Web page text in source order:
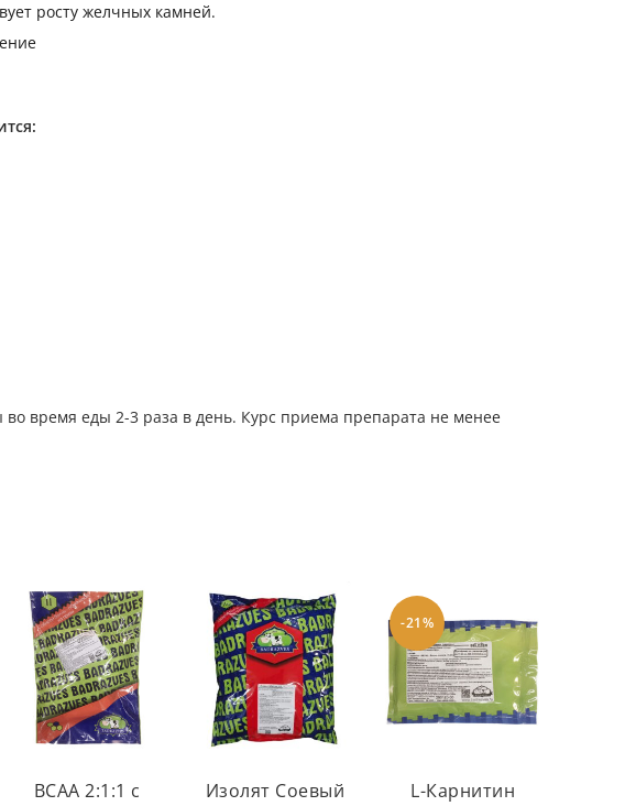
росту желчных камней.
во время еды 2-3 раза в день. Курс приема препарата не менее
BCAA 2:1:1 с
Изолят Соевый
-21%
L-Карнитин